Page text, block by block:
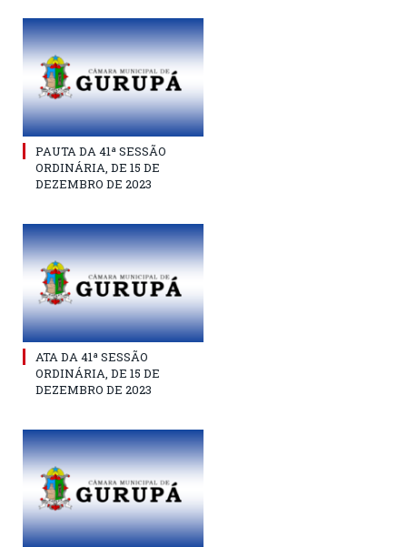
PAUTA DA 41ª SESSÃO
ORDINÁRIA, DE 15 DE
DEZEMBRO DE 2023
ATA DA 41ª SESSÃO
ORDINÁRIA, DE 15 DE
DEZEMBRO DE 2023